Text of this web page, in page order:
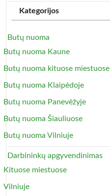
Kategorijos
Butų nuoma
Butų nuoma Kaune
Butų nuoma kituose miestuose
Butų nuoma Klaipėdoje
Butų nuoma Panevėžyje
Butų nuoma Šiauliuose
Butų nuoma Vilniuje
Darbininkų apgyvendinimas
Kituose miestuose
Vilniuje